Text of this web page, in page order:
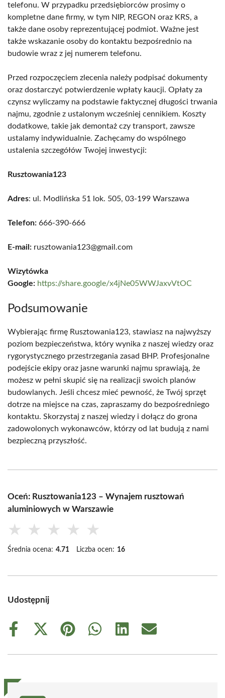
telefonu. W przypadku przedsiębiorców prosimy o
kompletne dane firmy, w tym NIP, REGON oraz KRS, a
także dane osoby reprezentującej podmiot. Ważne jest
także wskazanie osoby do kontaktu bezpośrednio na
budowie wraz z jej numerem telefonu.
Przed rozpoczęciem zlecenia należy podpisać dokumenty
oraz dostarczyć potwierdzenie wpłaty kaucji. Opłaty za
czynsz wyliczamy na podstawie faktycznej długości trwania
najmu, zgodnie z ustalonym wcześniej cennikiem. Koszty
dodatkowe, takie jak demontaż czy transport, zawsze
ustalamy indywidualnie. Zachęcamy do wspólnego
ustalenia szczegółów Twojej inwestycji:
Rusztowania123
Adres: ul. Modlińska 51 lok. 505, 03-199 Warszawa
Telefon: 666-390-666
E-mail: rusztowania123@gmail.com
Wizytówka
Google: https://share.google/x4jNe05WWJaxvVtOC
Podsumowanie
Wybierając firmę Rusztowania123, stawiasz na najwyższy
poziom bezpieczeństwa, który wynika z naszej wiedzy oraz
rygorystycznego przestrzegania zasad BHP. Profesjonalne
podejście ekipy oraz jasne warunki najmu sprawiają, że
możesz w pełni skupić się na realizacji swoich planów
budowlanych. Jeśli chcesz mieć pewność, że Twój sprzęt
dotrze na miejsce na czas, zapraszamy do bezpośredniego
kontaktu. Skorzystaj z naszej wiedzy i dołącz do grona
zadowolonych wykonawców, którzy od lat budują z nami
bezpieczną przyszłość.
Oceń: Rusztowania123 – Wynajem rusztowań
aluminiowych w Warszawie
★ ★ ★ ★ ★
Średnia ocena: 4.71 Liczba ocen: 16
Udostępnij
Share
Share
(Twitter)
Share
Share
Share
Share